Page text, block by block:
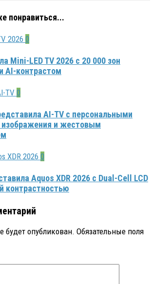
понравиться...
0
Mini-LED TV 2026 с 20 000 зон
AI-контрастом
0
AI-TV с персональными
и жестовым
0
Aquos XDR 2026 с Dual-Cell LCD
контрастностью
будет опубликован. Обязательные поля